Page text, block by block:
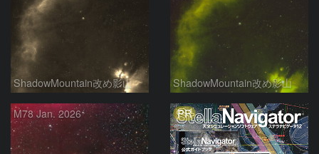
ShadowMountain改め影山 ShadowMountain改め影山
M78 Jan. 2026 PR